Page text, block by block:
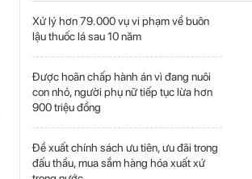
Xử lý hơn 79.000 vụ vi phạm về buôn
lậu thuốc lá sau 10 năm
Được hoãn chấp hành án vì đang nuôi
con nhỏ, người phụ nữ tiếp tục lừa hơn
900 triệu đồng
Đề xuất chính sách ưu tiên, ưu đãi trong
đấu thầu, mua sắm hàng hóa xuất xứ